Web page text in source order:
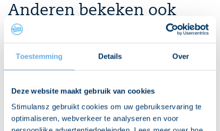
Toestemming Details Over
Deze website maakt gebruik van cookies
Stimulansz gebruikt cookies om uw gebruikservaring te
optimaliseren, webverkeer te analyseren en voor
Anderen bekeken ook
Participatiewet in balans? Dan moeten we écht